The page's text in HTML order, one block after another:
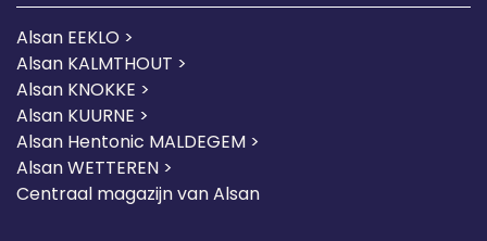
Alsan EEKLO >
Alsan KALMTHOUT >
Alsan KNOKKE >
Alsan KUURNE >
Alsan Hentonic MALDEGEM >
Alsan WETTEREN >
Centraal magazijn van Alsan